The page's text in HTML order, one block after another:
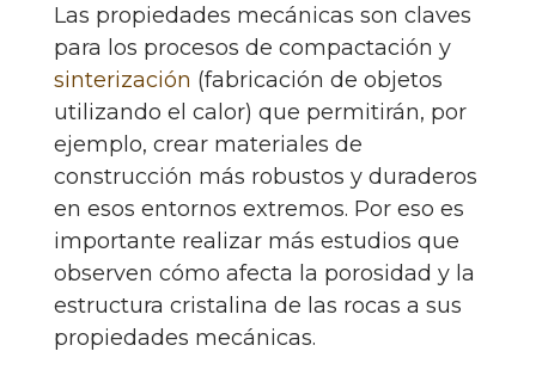
Las propiedades mecánicas son claves
para los procesos de compactación y
sinterización (fabricación de objetos
utilizando el calor) que permitirán, por
ejemplo, crear materiales de
construcción más robustos y duraderos
en esos entornos extremos. Por eso es
importante realizar más estudios que
observen cómo afecta la porosidad y la
estructura cristalina de las rocas a sus
propiedades mecánicas.